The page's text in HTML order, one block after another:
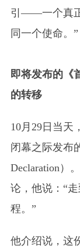
引——一个真
同一个使命。”
即将发布的《
的转移
10月29日当天
闭幕之际发布
Declaration）
论，他说：“
程。”
他介绍说，这